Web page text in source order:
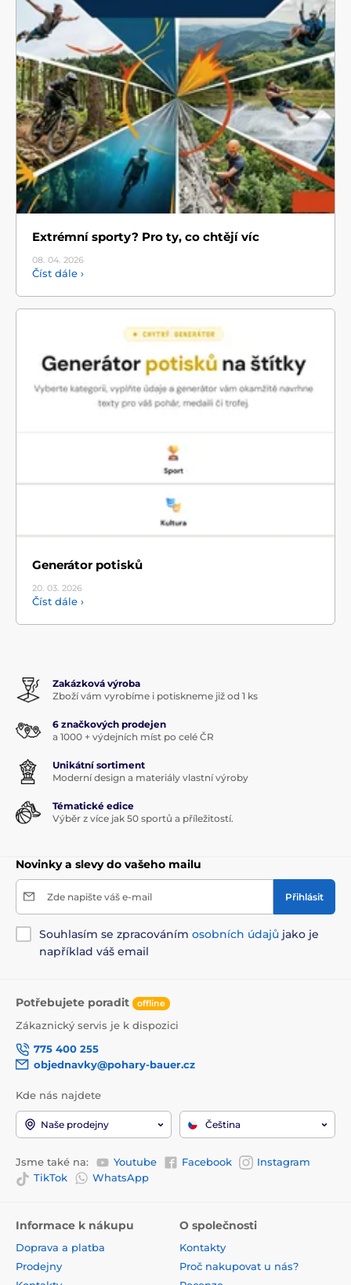
Extrémní sporty? Pro ty, co chtějí víc
08. 04. 2026
Číst dále ›
Generátor potisků
20. 03. 2026
Číst dále ›
Zakázková výroba
Zboží vám vyrobíme i potiskneme již od 1 ks
6 značkových prodejen
a 1000 + výdejních míst po celé ČR
Unikátní sortiment
Moderní design a materiály vlastní výroby
Tématické edice
Výběr z více jak 50 sportů a příležitostí.
Novinky a slevy do vašeho mailu
Zde napište váš e-mail Přihlásit
Souhlasím se zpracováním osobních údajů jako je
například váš email
Potřebujete poradit offline
Zákaznický servis je k dispozici
775 400 255
objednavky@pohary-bauer.cz
Kde nás najdete
Naše prodejny Čeština
Jsme také na: Youtube Facebook
Instagram
TikTok
WhatsApp
Informace k nákupu
Doprava a platba
Prodejny
O společnosti
Kontakty
Proč nakupovat u nás?